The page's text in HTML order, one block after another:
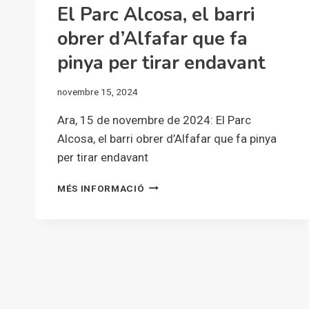
El Parc Alcosa, el barri
obrer d’Alfafar que fa
pinya per tirar endavant
novembre 15, 2024
Ara, 15 de novembre de 2024: El Parc
Alcosa, el barri obrer d’Alfafar que fa pinya
per tirar endavant
MÉS INFORMACIÓ EL